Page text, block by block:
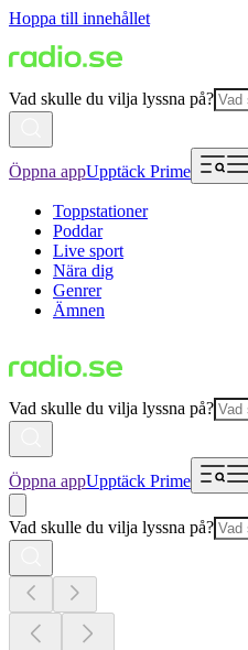
Hoppa till innehållet
Vad skulle du vilja lyssna på?
Öppna appUpptäck Prime
Toppstationer
Poddar
Live sport
Nära dig
Genrer
Ämnen
Vad skulle du vilja lyssna på?
Öppna appUpptäck Prime
Vad skulle du vilja lyssna på?